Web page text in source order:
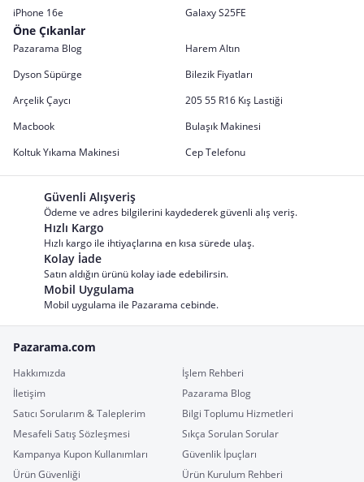
iPhone 16e
Galaxy S25FE
Öne Çıkanlar
Pazarama Blog
Harem Altın
Dyson Süpürge
Bilezik Fiyatları
Arçelik Çaycı
205 55 R16 Kış Lastiği
Macbook
Bulaşık Makinesi
Koltuk Yıkama Makinesi
Cep Telefonu
Güvenli Alışveriş
Ödeme ve adres bilgilerini kaydederek güvenli alış veriş.
Hızlı Kargo
Hızlı kargo ile ihtiyaçlarına en kısa sürede ulaş.
Kolay İade
Satın aldığın ürünü kolay iade edebilirsin.
Mobil Uygulama
Mobil uygulama ile Pazarama cebinde.
Pazarama.com
Hakkımızda
İşlem Rehberi
İletişim
Pazarama Blog
Satıcı Sorularım & Taleplerim
Bilgi Toplumu Hizmetleri
Mesafeli Satış Sözleşmesi
Sıkça Sorulan Sorular
Kampanya Kupon Kullanımları
Güvenlik İpuçları
Ürün Güvenliği
Ürün Kurulum Rehberi